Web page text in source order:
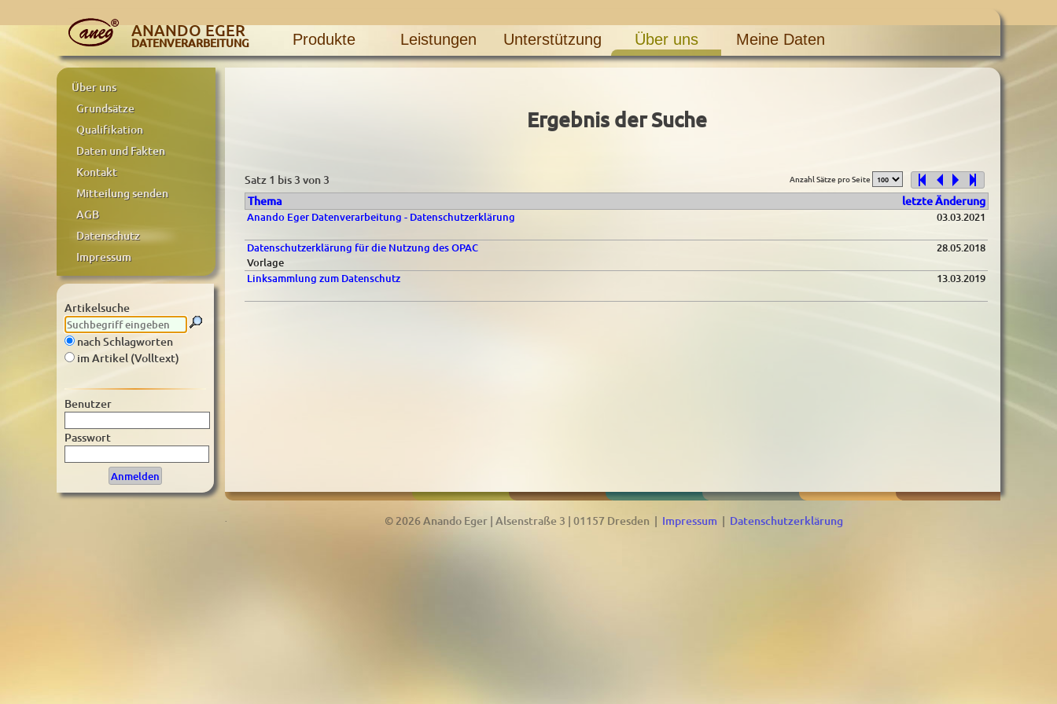
ANANDO EGER
DATENVERARBEITUNG Produkte Leistungen Unterstützung Über uns Meine Daten
Über uns
Grundsätze
Qualifikation
Daten und Fakten
Kontakt
Mitteilung senden
AGB
Datenschutz
Impressum
Artikelsuche
nach Schlagworten
im Artikel (Volltext)
Benutzer
Passwort
Ergebnis der Suche
Satz 1 bis 3 von 3 Anzahl Sätze pro Seite
Thema letzte Änderung
Anando Eger Datenverarbeitung - Datenschutzerklärung 03.03.2021
Datenschutzerklärung für die Nutzung des OPAC
Vorlage
28.05.2018
Linksammlung zum Datenschutz 13.03.2019
. © 2026 Anando Eger | Alsenstraße 3 | 01157 Dresden | Impressum | Datenschutzerklärung